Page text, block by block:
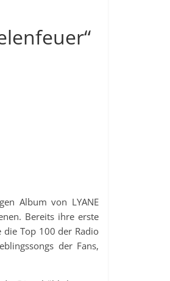
Album von LYANE
Bereits ihre erste
die Top 100 der Radio
der Fans,